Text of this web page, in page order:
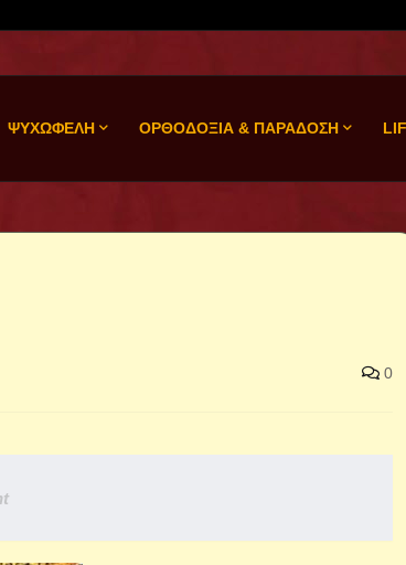
ΨΥΧΩΦΕΛΗ ΟΡΘΟΔΟΞΙΑ & ΠΑΡΑΔΟΣΗ
0